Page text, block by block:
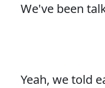
We've been
Yeah, we told